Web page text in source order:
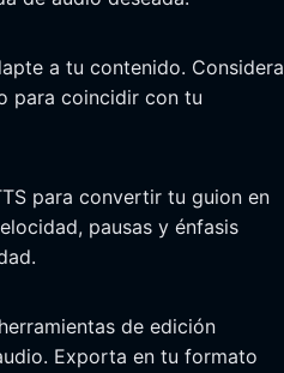
a tu contenido. Considera
para coincidir con tu
para convertir tu guion en
pausas y énfasis
de edición
Exporta en tu formato